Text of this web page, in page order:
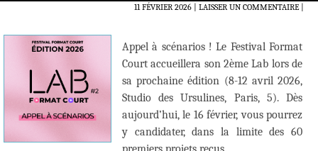
11 FÉVRIER 2026 LAISSER UN COMMENTAIRE|
Appel à scénarios ! Le Festival Format
Court accueillera son 2ème Lab lors de
sa prochaine édition (8-12 avril 2026,
Studio des Ursulines, Paris, 5). Dès
aujourd’hui, le 16 février, vous pourrez
y candidater, dans la limite des 60